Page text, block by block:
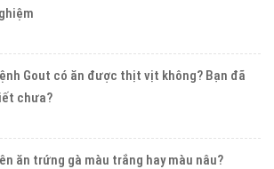
Gout có ăn được thịt vịt không? Bạn đã
chưa?
ăn trứng gà màu trắng hay màu nâu?